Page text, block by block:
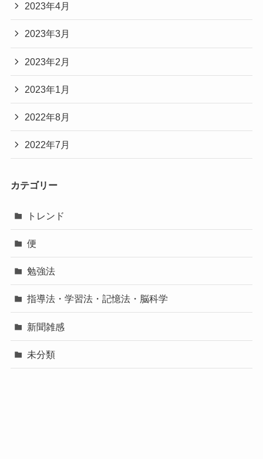
2023年4月
2023年3月
2023年2月
2023年1月
2022年8月
2022年7月
カテゴリー
トレンド
便
勉強法
指導法・学習法・記憶法・脳科学
新聞雑感
未分類